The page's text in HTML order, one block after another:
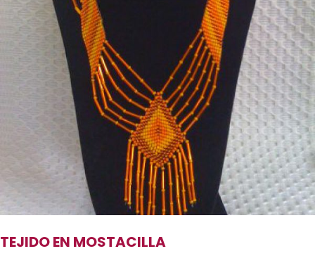
TEJIDO EN MOSTACILLA